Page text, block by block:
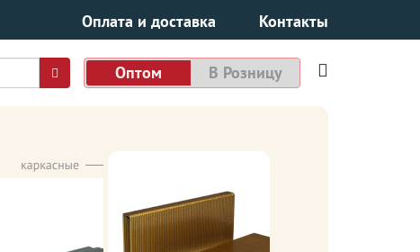
Оплата и доставка Контакты
Оптом В Розницу